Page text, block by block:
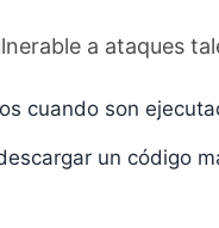
a ataques
cuando son
un código